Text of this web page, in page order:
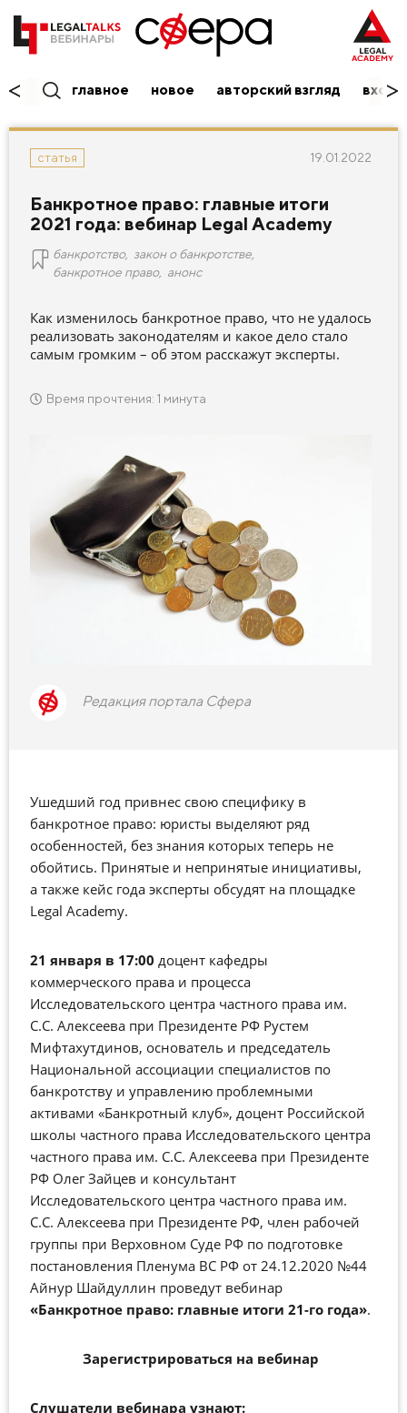
главное новое авторский взгляд вход/
статья 19.01.2022
Банкротное право: главные итоги
2021 года: вебинар Legal Academy
банкротство, закон о банкротстве
банкротное право, анонс
Как изменилось банкротное право, что не удалось
реализовать законодателям и какое дело стало
самым громким – об этом расскажут эксперты.
Время прочтения: 1 минута
Редакция портала Сфера
Ушедший год привнес свою специфику в
банкротное право: юристы выделяют ряд
особенностей, без знания которых теперь не
обойтись. Принятые и непринятые инициативы,
а также кейс года эксперты обсудят на площадке
Legal Academy.
21 января в 17:00 доцент кафедры
коммерческого права и процесса
Исследовательского центра частного права им.
С.С. Алексеева при Президенте РФ Рустем
Мифтахутдинов, основатель и председатель
Национальной ассоциации специалистов по
банкротству и управлению проблемными
активами «Банкротный клуб», доцент Российской
школы частного права Исследовательского центра
частного права им. С.С. Алексеева при Президенте
РФ Олег Зайцев и консультант
Исследовательского центра частного права им.
С.С. Алексеева при Президенте РФ, член рабочей
группы при Верховном Суде РФ по подготовке
постановления Пленума ВС РФ от 24.12.2020 №44
Айнур Шайдуллин проведут вебинар
«Банкротное право: главные итоги 21-го года».
Зарегистрироваться на вебинар
Слушатели вебинара узнают: